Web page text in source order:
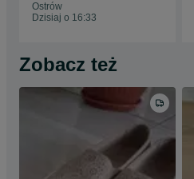
Ostrów
Dzisiaj o 16:33
Zobacz też